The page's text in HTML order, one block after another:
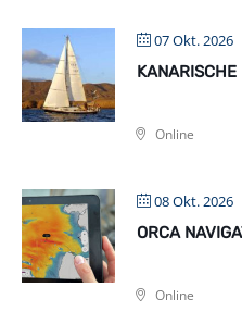
07 Okt. 2026
Online
08 Okt. 2026
ORCA
Online